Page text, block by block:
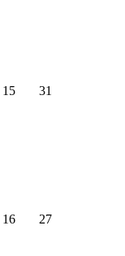
15 31
16 27